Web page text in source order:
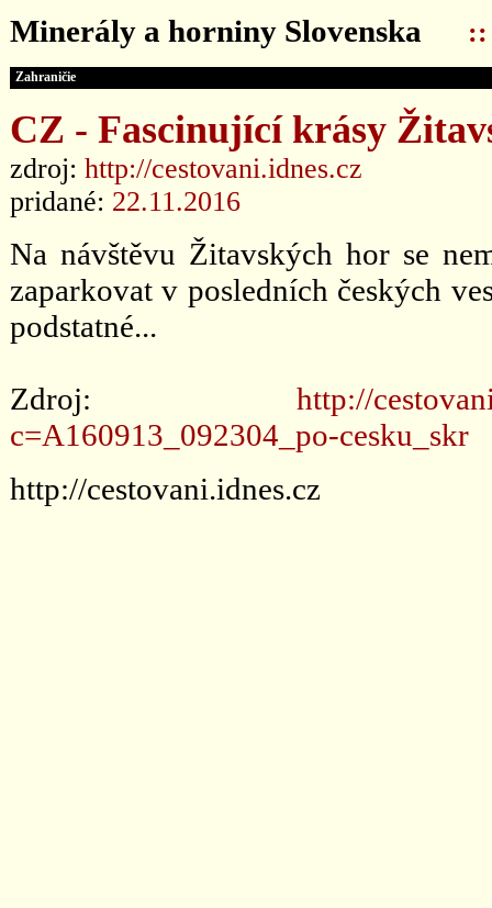
Minerály a horniny Slovenska ::
Zahraničie
CZ - Fascinující krásy
zdroj: http://cestovani.idnes.cz
pridané: 22.11.2016
Na návštěvu Žitavských hor se
zaparkovat v posledních českých
podstatné...
Zdroj: http://
c=A160913_092304_po-cesku_skr
http://cestovani.idnes.cz